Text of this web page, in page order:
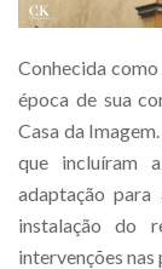
Conhecida como
época de sua
Casa da
que incluíram
adaptação para
instalação do
intervenções nas